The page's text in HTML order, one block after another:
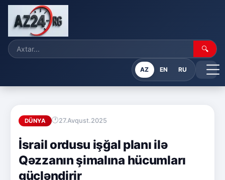
🔍
AZ EN RU
DÜNYA 27.Avqust.2025
İsrail ordusu işğal planı ilə
Qəzzanın şimalına hücumları
gücləndirir